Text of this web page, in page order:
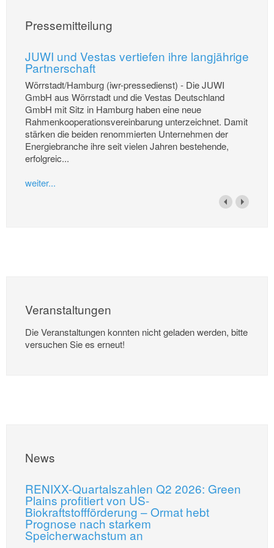
Pressemitteilung
JUWI und Vestas vertiefen ihre langjährige
Partnerschaft
Wörrstadt/Hamburg (iwr-pressedienst) - Die JUWI
GmbH aus Wörrstadt und die Vestas Deutschland
GmbH mit Sitz in Hamburg haben eine neue
Rahmenkooperationsvereinbarung unterzeichnet. Damit
stärken die beiden renommierten Unternehmen der
Energiebranche ihre seit vielen Jahren bestehende,
erfolgreic...
weiter...
Veranstaltungen
Die Veranstaltungen konnten nicht geladen werden, bitte
versuchen Sie es erneut!
News
RENIXX-Quartalszahlen Q2 2026: Green
Plains profitiert von US-
Biokraftstoffförderung – Ormat hebt
Prognose nach starkem
Speicherwachstum an